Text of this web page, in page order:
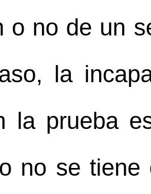
o no de un
la
la prueba
no se